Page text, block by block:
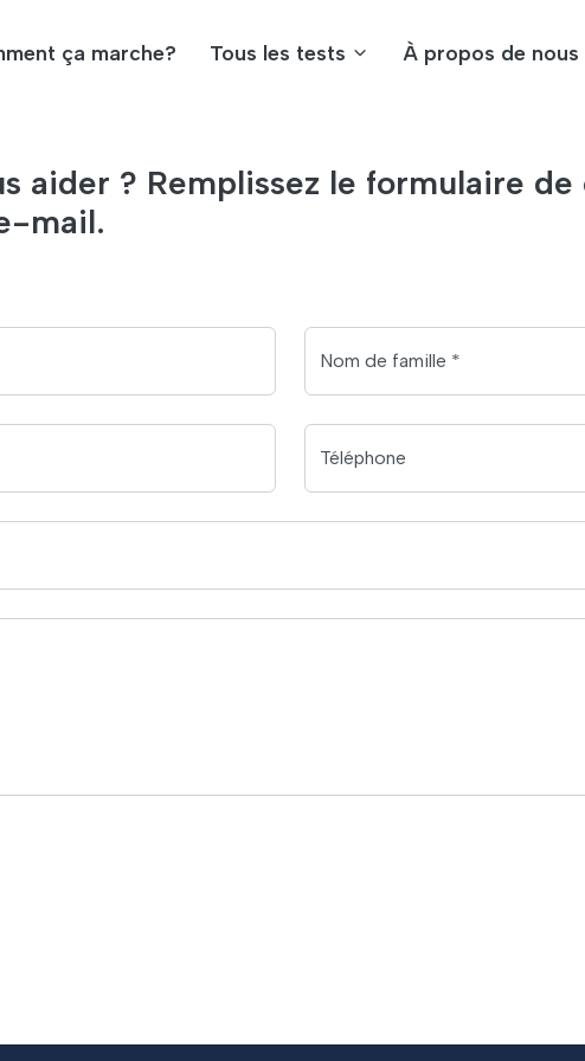
ça marche? Tous les tests À propos de nous
aider ? Remplissez le formulaire
mail.
Nom de famille *
Téléphone